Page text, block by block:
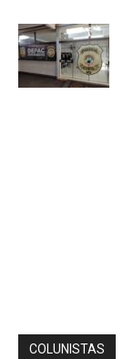
COLUNISTAS